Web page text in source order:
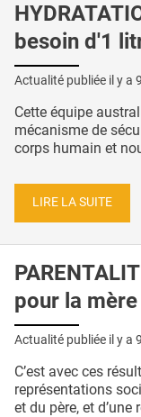
besoin d'1
Actualité publiée il y a
Cette équipe
mécanisme de
corps humain et
LIRE LA SUITE
pour la
Actualité publiée il y a
C’est avec ces
représentations
et du père, et